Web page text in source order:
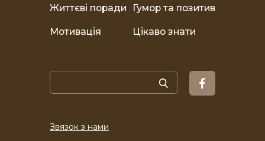
Життєві поради Гумор та позитив
Мотивація Цікаво знати
Звязок з нами